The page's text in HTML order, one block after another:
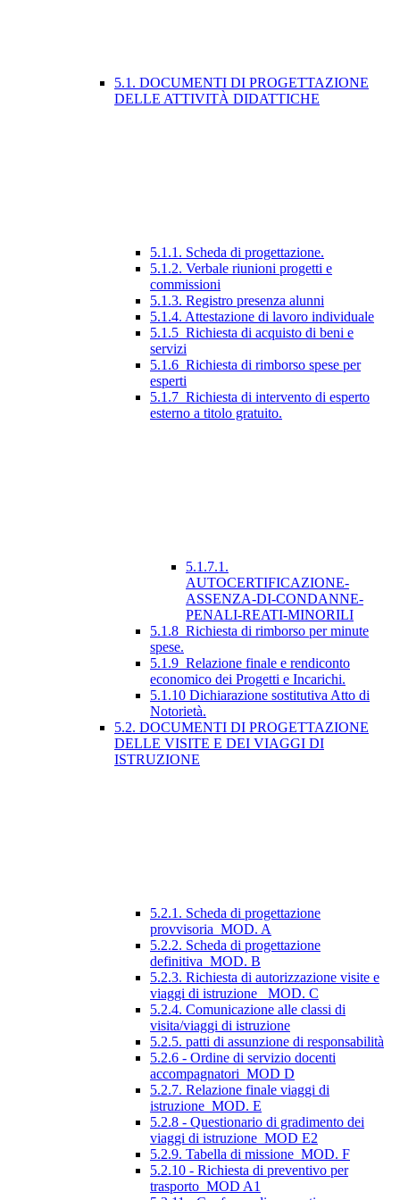
5.1. DOCUMENTI DI PROGETTAZIONE
DELLE ATTIVITÀ DIDATTICHE
5.1.1. Scheda di progettazione.
5.1.2. Verbale riunioni progetti e
commissioni
5.1.3. Registro presenza alunni
5.1.4. Attestazione di lavoro individuale
5.1.5_Richiesta di acquisto di beni e
servizi
5.1.6_Richiesta di rimborso spese per
esperti
5.1.7_Richiesta di intervento di esperto
esterno a titolo gratuito.
5.1.7.1.
AUTOCERTIFICAZIONE-
ASSENZA-DI-CONDANNE-
PENALI-REATI-MINORILI
5.1.8_Richiesta di rimborso per minute
spese.
5.1.9_Relazione finale e rendiconto
economico dei Progetti e Incarichi.
5.1.10 Dichiarazione sostitutiva Atto di
Notorietà.
5.2. DOCUMENTI DI PROGETTAZIONE
DELLE VISITE E DEI VIAGGI DI
ISTRUZIONE
5.2.1. Scheda di progettazione
provvisoria_MOD. A
5.2.2. Scheda di progettazione
definitiva_MOD. B
5.2.3. Richiesta di autorizzazione visite e
viaggi di istruzione_ MOD. C
5.2.4. Comunicazione alle classi di
visita/viaggi di istruzione
5.2.5. patti di assunzione di responsabilità
5.2.6 - Ordine di servizio docenti
accompagnatori_MOD D
5.2.7. Relazione finale viaggi di
istruzione_MOD. E
5.2.8 - Questionario di gradimento dei
viaggi di istruzione_MOD E2
5.2.9. Tabella di missione_MOD. F
5.2.10 - Richiesta di preventivo per
trasporto_MOD A1